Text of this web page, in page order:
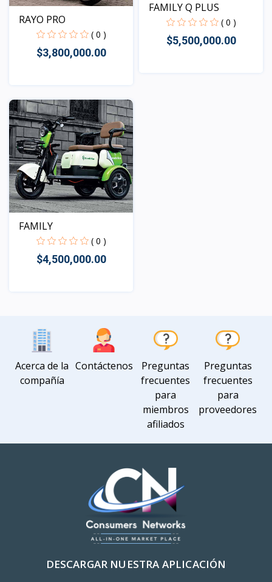
RAYO PRO
( 0 )
$3,800,000.00
Vista
FAMILY Q PLUS
( 0 )
$5,500,000.00
FAMILY
( 0 )
$4,500,000.00
Acerca de la
compañía
Contáctenos
Preguntas
frecuentes
para
miembros
afiliados
Preguntas
frecuentes
para
proveedores
DESCARGAR NUESTRA APLICACIÓN